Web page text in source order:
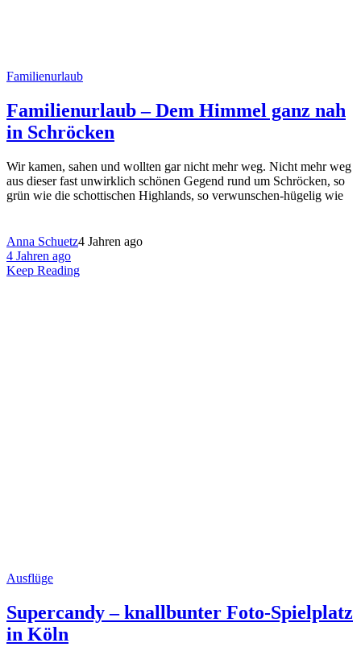
Familienurlaub
Familienurlaub – Dem Himmel ganz nah
in Schröcken
Wir kamen, sahen und wollten gar nicht mehr weg. Nicht mehr weg
aus dieser fast unwirklich schönen Gegend rund um Schröcken, so
grün wie die schottischen Highlands, so verwunschen-hügelig wie
Anna Schuetz4 Jahren ago
4 Jahren ago
Keep Reading
Ausflüge
Supercandy – knallbunter Foto-Spielplatz
in Köln